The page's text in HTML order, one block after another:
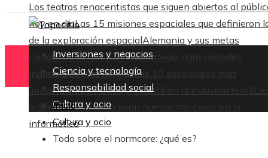
Los teatros renacentistas que siguen abiertos al
hoy en díaLas 15 misiones espaciales que definieron
de la exploración espacialAlemania y sus metas
climáticas: la RSE como estrategia para ciudades
industriales más limpiasLos 10 escándalos más
impactantes de trabajo infantil en la industria textil
ordenadores que abrieron nuevas fronteras en la
informática
Inversiones y negocios
Ciencia y tecnología
Responsabilidad social
Cultura y ocio
Inicio
Cultura y ocio
Todo sobre el normcore: ¿qué es?